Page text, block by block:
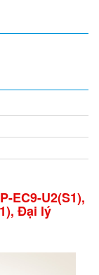
EC9-U2(S1),
Đại lý